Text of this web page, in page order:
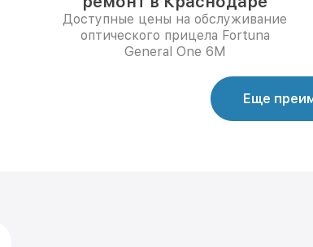
Доступные цены на обслуживание
оптического прицела Fortuna
General One 6M
Еще